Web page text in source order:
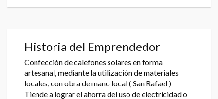
Historia del Emprendedor
Confección de calefones solares en forma
artesanal, mediante la utilización de materiales
locales, con obra de mano local ( San Rafael )
Tiende a lograr el ahorra del uso de electricidad o